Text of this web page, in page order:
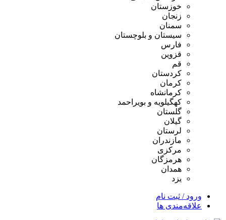
خوزستان
زنجان
سمنان
سیستان و بلوچستان
فارس
قزوین
قم
کردستان
کرمان
کرمانشاه
کهگیلویه و بویراحمد
گلستان
گیلان
لرستان
مازندران
مرکزی
هرمزگان
همدان
یزد
ورود / ثبت نام
علاقه‌مندی ها